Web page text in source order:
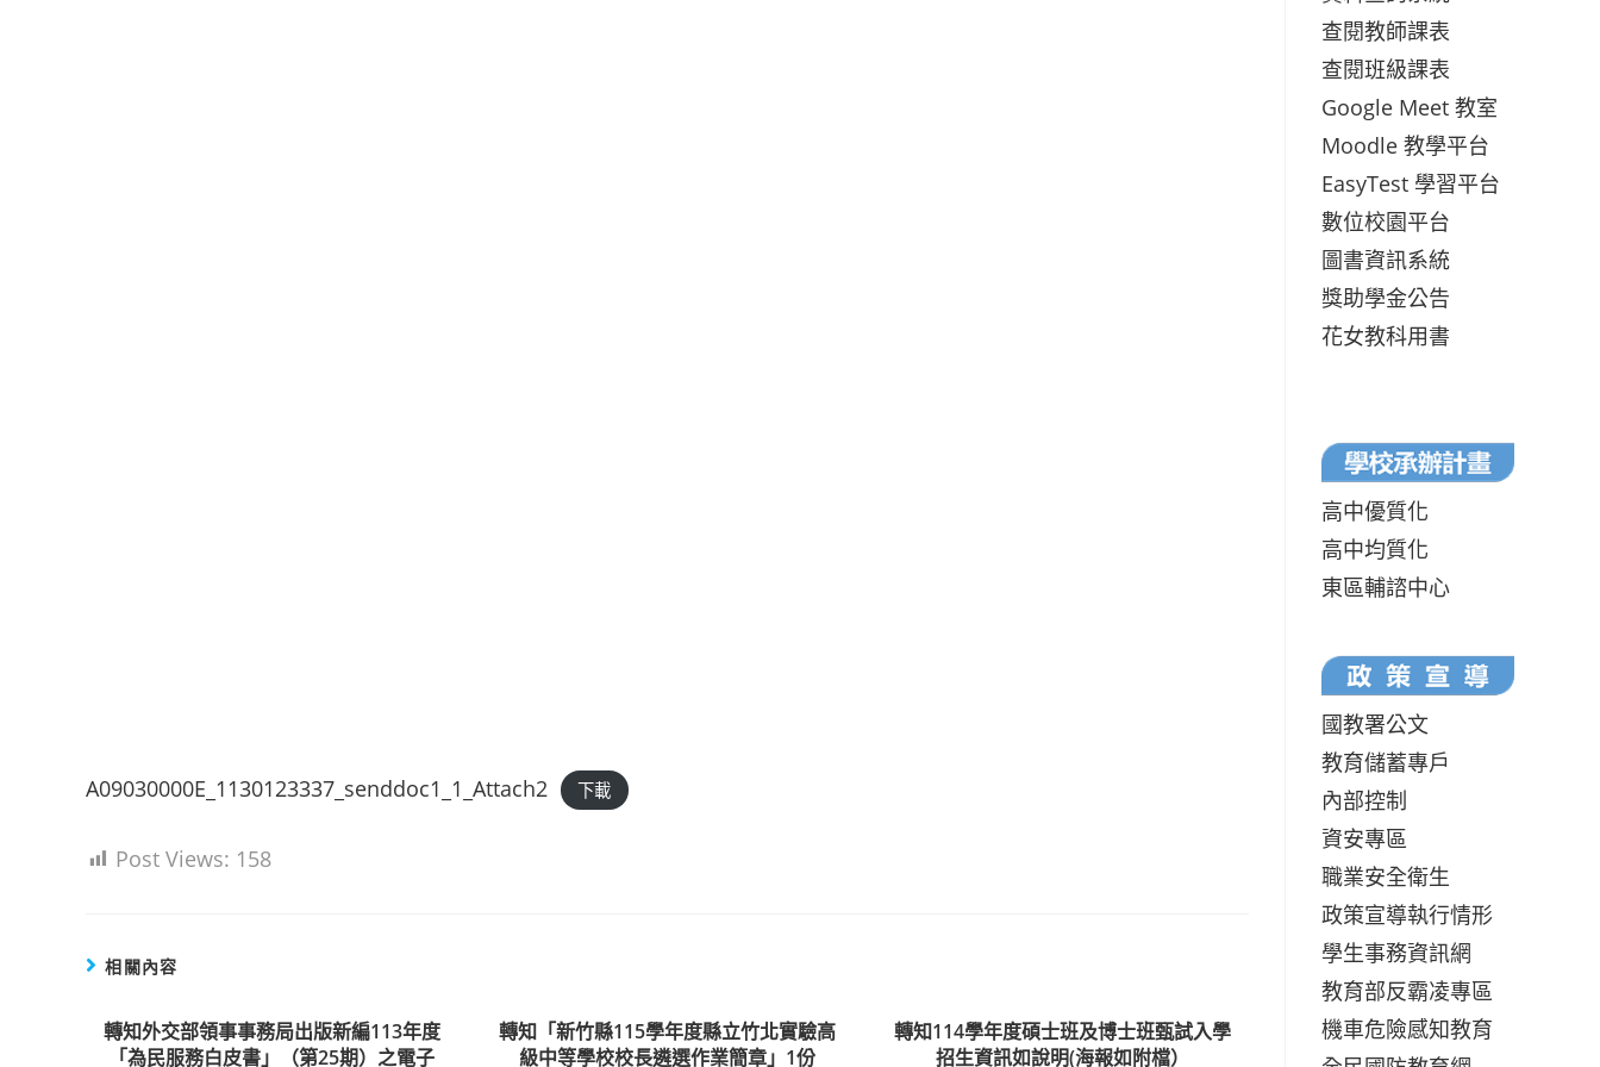
A09030000E_1130123337_senddoc1_1_Attach2 下載
Post Views: 158
相關內容
轉知外交部領事事務局出版新編113年度
「為民服務白皮書」（第25期）之電子
轉知「新竹縣115學年度縣立竹北實驗高
級中等學校校長遴選作業簡章」1份
轉知114學年度碩士班及博士班甄試入學
招生資訊如說明(海報如附檔）
查閱教師課表
查閱班級課表
Google Meet 教室
Moodle 教學平台
EasyTest 學習平台
數位校園平台
圖書資訊系統
獎助學金公告
花女教科用書
高中優質化
高中均質化
東區輔諮中心
國教署公文
教育儲蓄專戶
內部控制
資安專區
職業安全衛生
政策宣導執行情形
學生事務資訊網
教育部反霸凌專區
機車危險感知教育